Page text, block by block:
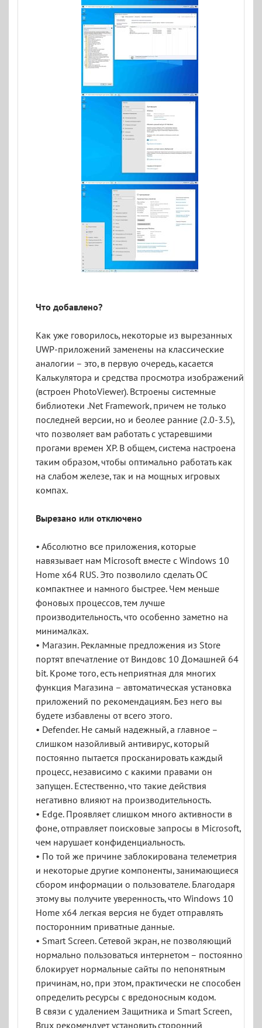
Что добавлено?
Как уже говорилось, некоторые из вырезанных
UWP-приложений заменены на классические
аналогии – это, в первую очередь, касается
Калькулятора и средства просмотра изображений
(встроен PhotoViewer). Встроены системные
библиотеки .Net Framework, причем не только
последней версии, но и беолее ранние (2.0-3.5),
что позволяет вам работать с устаревшими
прогами времен XP. В общем, система настроена
таким образом, чтобы оптимально работать как
на слабом железе, так и на мощных игровых
компах.
Вырезано или отключено
• Абсолютно все приложения, которые
навязывает нам Microsoft вместе с Windows 10
Home x64 RUS. Это позволило сделать ОС
компактнее и намного быстрее. Чем меньше
фоновых процессов, тем лучше
производительность, что особенно заметно на
минималках.
• Магазин. Рекламные предложения из Store
портят впечатление от Виндовс 10 Домашней 64
bit. Кроме того, есть неприятная для многих
функция Магазина – автоматическая установка
приложений по рекомендациям. Без него вы
будете избавлены от всего этого.
• Defender. Не самый надежный, а главное –
слишком назойливый антивирус, который
постоянно пытается просканировать каждый
процесс, независимо с какими правами он
запущен. Естественно, что такие действия
негативно влияют на производительность.
• Edge. Проявляет слишком много активности в
фоне, отправляет поисковые запросы в Microsoft,
чем нарушает конфиденциальность.
• По той же причине заблокирована телеметрия
и некоторые другие компоненты, занимающиеся
сбором информации о пользователе. Благодаря
этому вы получите уверенность, что Windows 10
Home x64 легкая версия не будет отправлять
посторонним приватные данные.
• Smart Screen. Сетевой экран, не позволяющий
нормально пользоваться интернетом – постоянно
блокирует нормальные сайты по непонятным
причинам, но, при этом, практически не способен
определить ресурсы с вредоносным кодом.
В связи с удалением Защитника и Smart Screen,
Brux рекомендует установить сторонний